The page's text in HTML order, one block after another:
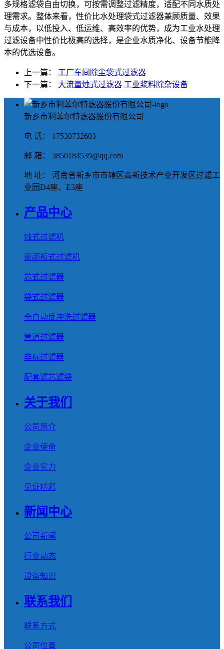
多规格滤袋自由切换，可按需调整过滤精度，适配不同水质处
理需求。整体来看，性价比水处理袋式过滤器兼顾质量、效果
与成本，以低投入、低运维、高效率的优势，成为工业水处理
过滤设备中性价比极高的选择，是企业水质净化、设备节能降
本的优选设备。
上一篇： 工厂车间除尘袋式过滤器
下一篇： 大流量烛式过滤器 工业浆料除杂设备
新乡市利菲尔特滤器股份有限公司
电 话： 17530732603
邮 箱： 3850184539@qq.com
地 址： 河南省新乡市市辖区高新技术产业开发区过滤工
业园D4座、E3座
产品中心
烛式过滤机
密闭板式过滤机
芯式过滤器
袋式过滤器
全自动反冲洗过滤器
管道过滤器
非标过滤器
配套滤芯滤袋
关于我们
公司简介
企业使命
企业实力
见证精彩
新闻中心
公司新闻
行业动态
设备知识
联系我们
联系方式
公司位置